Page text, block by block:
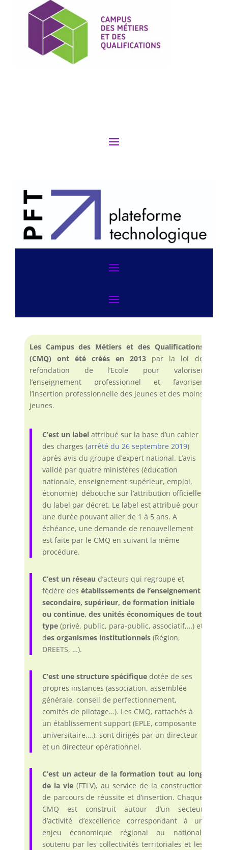
Les Campus des Métiers et des Qualifications
(CMQ) ont été créés en 2013 par la loi de
refondation de l’Ecole pour valoriser
l’enseignement professionnel et favoriser
l’insertion professionnelle des jeunes et des moins
jeunes.
C’est un labelattribué sur la base d’un cahier
des charges (arrêté du 26 septembre 2019)
après avis du groupe d’expert national. L’avis
validé par quatre ministères (éducation
nationale, enseignement supérieur, emploi,
économie) débouche sur l’attribution officielle
du label par décret. Le label est attribué pour
une durée pouvant aller de 1 à 5 ans. A
échéance, une demande de renouvellement
est faite par le CMQ en suivant la même
procédure.
C’est un réseau d’acteurs qui regroupe et
fédère des établissements de l’enseignement
secondaire, supérieur, de formation initiale
ou continue, des unités économiques de tout
type(privé, public, para-public, associatif,…) et
des organismes institutionnels(Région,
DREETS, …).
C’est une structurespécifiquedotée de ses
propres instances (association, assemblée
générale, conseil de perfectionnement,
comités de pilotage…). Les CMQ, rattachés à
un établissement support (EPLE, composante
universitaire,…), sont dirigés par un directeur
et un directeur opérationnel.
C’est un acteur de la formation tout au long
de la vie (FTLV), au service de la construction
de parcours de réussite et d’insertion. Chaque
CMQ est construit autour d’un secteur
d’activité d’excellence correspondant à un
enjeu économique régional ou national,
soutenu par les collectivités territoriales et les